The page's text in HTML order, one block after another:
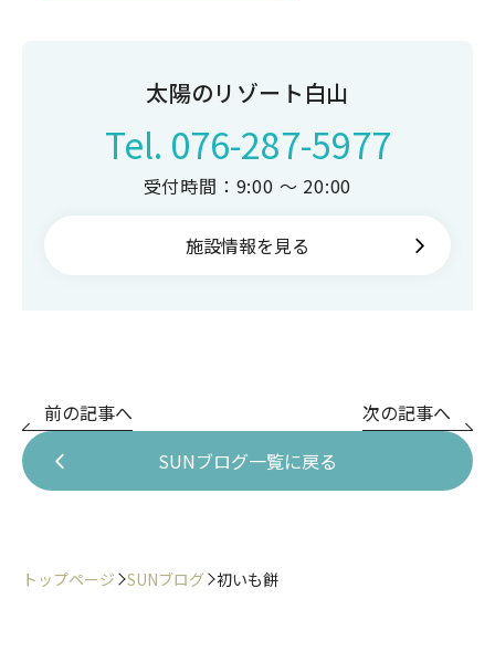
太陽のリゾート白山
Tel. 076-287-5977
受付時間：9:00 ～ 20:00
施設情報を見る
前の記事へ
SUNブログ一覧に戻る
次の記事へ
トップページ SUNブログ 初いも餅